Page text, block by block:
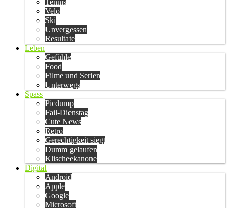
Tennis
Velo
Ski
Unvergessen
Resultate
Leben
Gefühle
Food
Filme und Serien
Unterwegs
Spass
Picdump
Fail-Dienstag
Cute News
Retro
Gerechtigkeit siegt
Dumm gelaufen
Klischeekanone
Digital
Android
Apple
Google
Microsoft